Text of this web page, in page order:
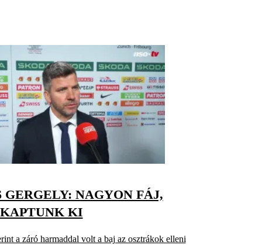
GERGELY: NAGYON FÁJ,
KI
a záró harmaddal volt a baj az osztrákok elleni